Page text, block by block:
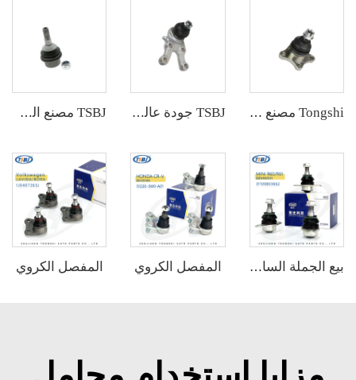
Tongshi مصنع الجملة عالي الجودة لمفصل الكرة لـ MITSUBISHI PAJERO الأصلي MB860829 TSBJ جودة عالية مصنع الجملة مفصل كروي للـ MITSUBISHI PAJERO الأصلي MB831037 TSBJ مصنع الجملة عالي الجودة للمفاصل الكرة لـ GRAND CHEROKEE IV (WK, WK2) 2011- الأصلي 68069647AA CH-ES-13883
بيع الجملة الساخن من المصنع مجموعة كاملة من أجزاء الهيكل汽車 مثل مفصل الكرة لـ VW ID.4/ID.6 OE:1ED407365 المفصل الكروي المفصل الكروي